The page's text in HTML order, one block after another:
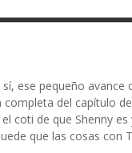
ese pequeño
completa del capítulo
coti de que Shenny
que las cosas